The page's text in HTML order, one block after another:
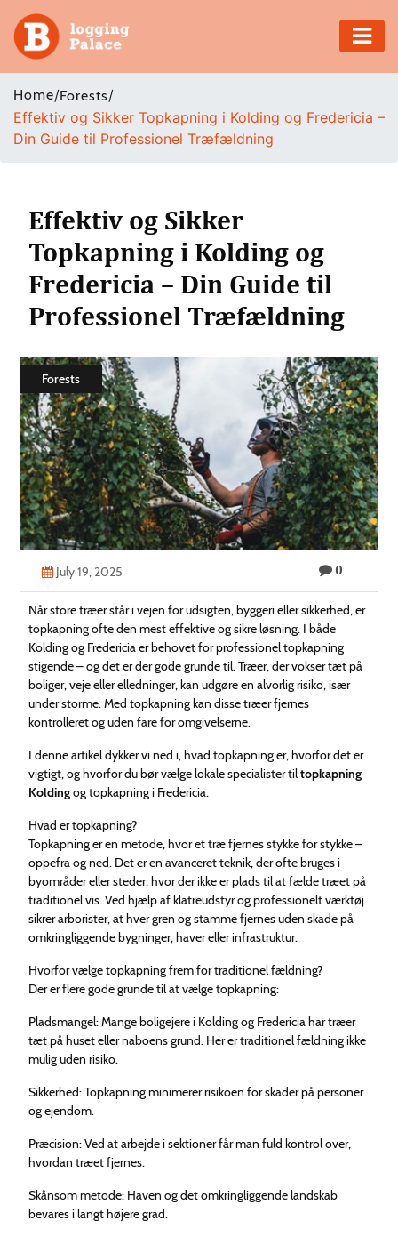
Adventure
Business
Health
Insurance
Estate
Technology
Contact
Us
Home/Forests/
Effektiv og Sikker Topkapning i Kolding og Fredericia –
Din Guide til Professionel Træfældning
Effektiv og Sikker
Topkapning i Kolding og
Fredericia – Din Guide til
Professionel Træfældning
Forests
July 19, 2025 0
Når store træer står i vejen for udsigten, byggeri eller sikkerhed, er
topkapning ofte den mest effektive og sikre løsning. I både
Kolding og Fredericia er behovet for professionel topkapning
stigende – og det er der gode grunde til. Træer, der vokser tæt på
boliger, veje eller elledninger, kan udgøre en alvorlig risiko, især
under storme. Med topkapning kan disse træer fjernes
kontrolleret og uden fare for omgivelserne.
I denne artikel dykker vi ned i, hvad topkapning er, hvorfor det er
vigtigt, og hvorfor du bør vælge lokale specialister tiltopkapning
Koldingog topkapning i Fredericia.
Hvad er topkapning?
Topkapning er en metode, hvor et træ fjernes stykke for stykke –
oppefra og ned. Det er en avanceret teknik, der ofte bruges i
byområder eller steder, hvor der ikke er plads til at fælde træet på
traditionel vis. Ved hjælp af klatreudstyr og professionelt værktøj
sikrer arborister, at hver gren og stamme fjernes uden skade på
omkringliggende bygninger, haver eller infrastruktur.
Hvorfor vælge topkapning frem for traditionel fældning?
Der er flere gode grunde til at vælge topkapning:
Pladsmangel: Mange boligejere i Kolding og Fredericia har træer
tæt på huset eller naboens grund. Her er traditionel fældning ikke
mulig uden risiko.
Sikkerhed: Topkapning minimerer risikoen for skader på personer
og ejendom.
Præcision: Ved at arbejde i sektioner får man fuld kontrol over,
hvordan træet fjernes.
Skånsom metode: Haven og det omkringliggende landskab
bevares i langt højere grad.